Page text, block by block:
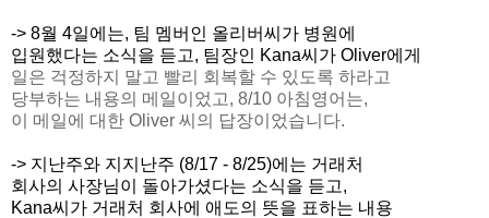
-> 8월 4일에는, 팀 멤버인 올리버씨가 병원에
입원했다는 소식을 듣고, 팀장인 Kana씨가 Oliver에게
일은 걱정하지 말고 빨리 회복할 수 있도록 하라고
당부하는 내용의 메일이었고, 8/10 아침영어는,
이 메일에 대한 Oliver 씨의 답장이었습니다.
-> 지난주와 지지난주 (8/17 - 8/25)에는 거래처
회사의 사장님이 돌아가셨다는 소식을 듣고,
Kana씨가 거래처 회사에 애도의 뜻을 표하는 내용